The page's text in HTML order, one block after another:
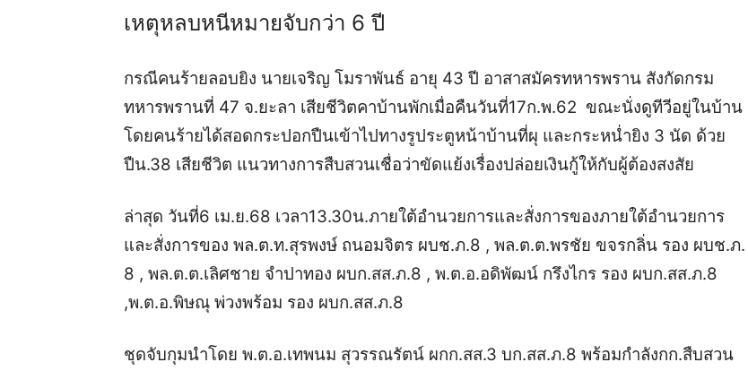
เหตุหลบหนีหมายจับกว่า 6 ปี
กรณีคนร้ายลอบยิง นายเจริญ โมราพันธ์ อายุ 43 ปี อาสาสมัครทหารพราน สังกัดกรม
ทหารพรานที่ 47 จ.ยะลา เสียชีวิตคาบ้านพักเมื่อคืนวันที่17ก.พ.62 ขณะนั่งดูทีวีอยู่ในบ้าน
โดยคนร้ายได้สอดกระปอกปืนเข้าไปทางรูประตูหน้าบ้านที่ผุ และกระหน่ำยิง 3 นัด ด้วย
ปืน.38 เสียชีวิต แนวทางการสืบสวนเชื่อว่าขัดแย้งเรื่องปล่อยเงินกู้ให้กับผู้ต้องสงสัย
ล่าสุด วันที่6 เม.ย.68 เวลา13.30น.ภายใต้อำนวยการและสั่งการของภายใต้อำนวยการ
และสั่งการของ พล.ต.ท.สุรพงษ์ ถนอมจิตร ผบช.ภ.8 , พล.ต.ต.พรชัย ขจรกลิ่น รอง ผบช.ภ.
8 , พล.ต.ต.เลิศชาย จำปาทอง ผบก.สส.ภ.8 , พ.ต.อ.อดิพัฒน์ กรึงไกร รอง ผบก.สส.ภ.8
,พ.ต.อ.พิษณุ พ่วงพร้อม รอง ผบก.สส.ภ.8
ชุดจับกุมนำโดย พ.ต.อ.เทพนม สุวรรณรัตน์ ผกก.สส.3 บก.สส.ภ.8 พร้อมกำลังกก.สืบสวน